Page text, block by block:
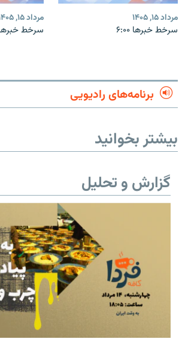
مرداد ۱۵, ۱۴۰۵
سرخط خبرها ۶:۰۰
مرداد ۱۵, ۱۴۰۵
سرخط خبرها
برنامه‌های رادیویی
بیشتر بخوانید
گزارش و تحلیل